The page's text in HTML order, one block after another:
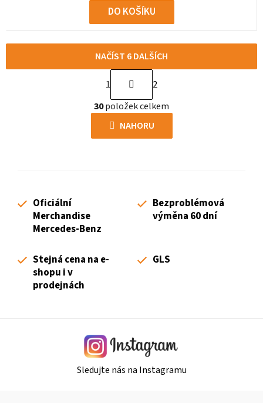
DO KOŠÍKU
O
v
l
á
a
i
s
u
NAČÍST 6 DALŠÍCH
t
r
á
n
v
1
2
30položek celkem
NAHORU
Oficiální
Merchandise
Mercedes-Benz
Bezproblémová
výměna 60 dní
Stejná cena na e-
shopu i v
prodejnách
GLS
Sledujte nás na Instagramu